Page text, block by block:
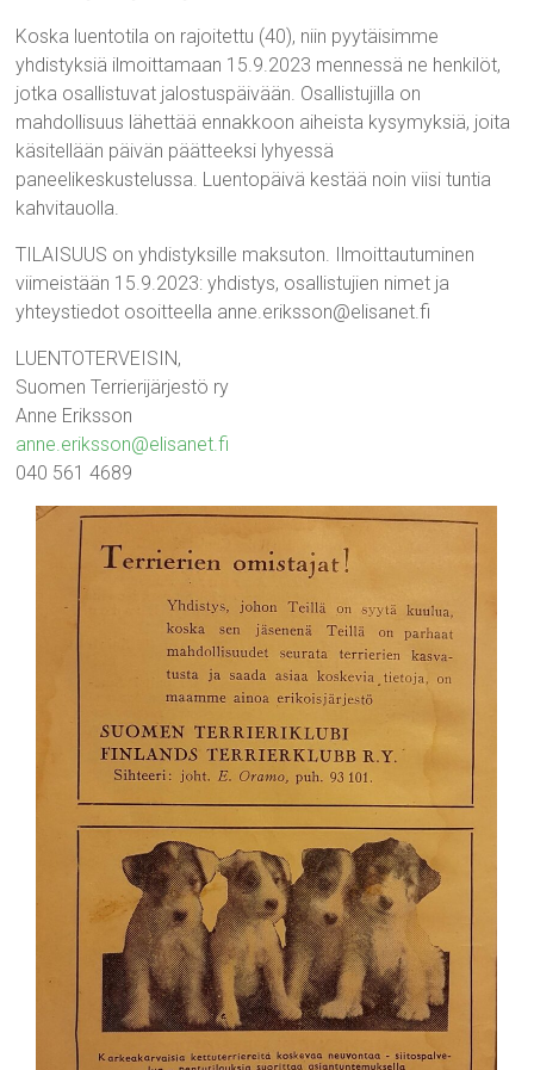
Koska luentotila on rajoitettu (40), niin pyytäisimme
yhdistyksiä ilmoittamaan 15.9.2023 mennessä ne henkilöt,
jotka osallistuvat jalostuspäivään. Osallistujilla on
mahdollisuus lähettää ennakkoon aiheista kysymyksiä, joita
käsitellään päivän päätteeksi lyhyessä
paneelikeskustelussa. Luentopäivä kestää noin viisi tuntia
kahvitauolla.
TILAISUUS on yhdistyksille maksuton. Ilmoittautuminen
viimeistään 15.9.2023: yhdistys, osallistujien nimet ja
yhteystiedot osoitteella anne.eriksson@elisanet.fi
LUENTOTERVEISIN,
Suomen Terrierijärjestö ry
Anne Eriksson
anne.eriksson@elisanet.fi
040 561 4689